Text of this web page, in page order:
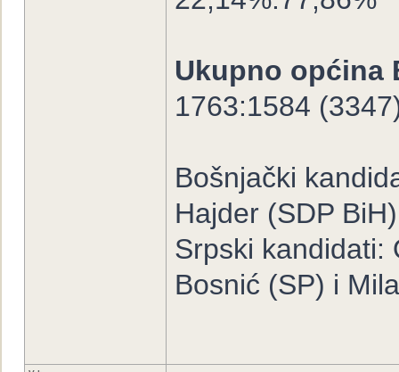
Ukupno općina
1763:1584
Bošnjački
Hajder (SDP BiH)
Srpski kandidati:
Bosnić (SP) i